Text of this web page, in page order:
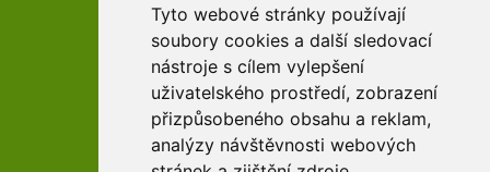
Tyto webové stránky používají
soubory cookies a další sledovací
nástroje s cílem vylepšení
uživatelského prostředí, zobrazení
přizpůsobeného obsahu a reklam,
analýzy návštěvnosti webových
Youtube kanál arboreta